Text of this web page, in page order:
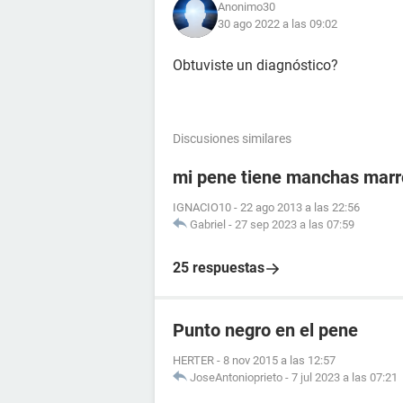
Anonimo30
30 ago 2022 a las 09:02
Obtuviste un diagnóstico?
Discusiones similares
mi pene tiene manchas
IGNACIO10 - 22 ago 2013 a las 22:56
Gabriel - 27 sep 2023 a las 07:59
25 respuestas
Punto negro en el pene
HERTER - 8 nov 2015 a las 12:57
JoseAntonioprieto - 7 jul 2023 a las 07:21